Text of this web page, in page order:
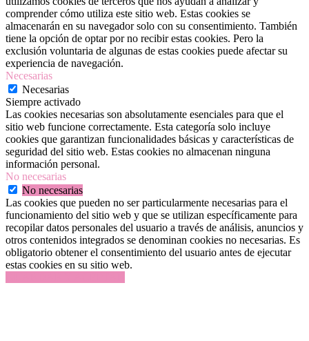
comprender cómo utiliza este sitio web. Estas cookies se
almacenarán en su navegador solo con su consentimiento. También
tiene la opción de optar por no recibir estas cookies. Pero la
exclusión voluntaria de algunas de estas cookies puede afectar su
experiencia de navegación.
Necesarias
Necesarias
Siempre activado
Las cookies necesarias son absolutamente esenciales para que el
sitio web funcione correctamente. Esta categoría solo incluye
cookies que garantizan funcionalidades básicas y características de
seguridad del sitio web. Estas cookies no almacenan ninguna
información personal.
No necesarias
No necesarias
Las cookies que pueden no ser particularmente necesarias para el
funcionamiento del sitio web y que se utilizan específicamente para
recopilar datos personales del usuario a través de análisis, anuncios y
otros contenidos integrados se denominan cookies no necesarias. Es
obligatorio obtener el consentimiento del usuario antes de ejecutar
estas cookies en su sitio web.